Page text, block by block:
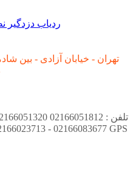
ردیاب دزدگیر
تهران - خیابان آزادی - بین